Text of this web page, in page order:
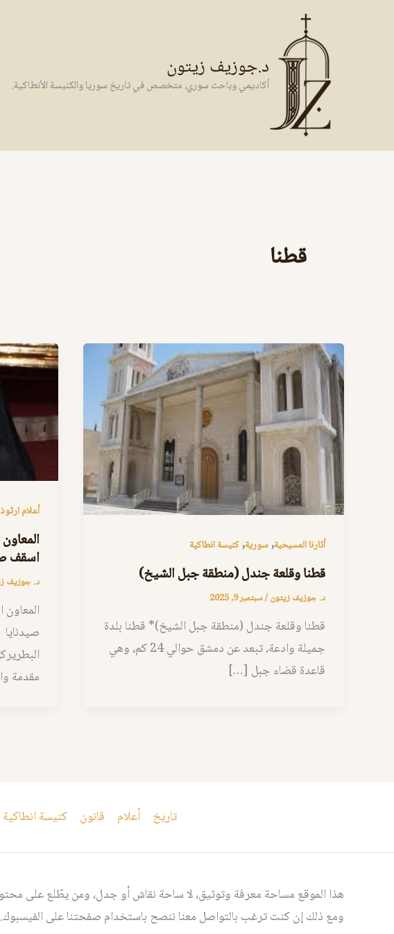
د.جوزيف زيتون
أكاديمي وباحث سوري، متخصص في تاريخ سوريا والكنيسة الأنطاكية.
قطنا
أثارنا المسيحية,سورية,كنيسة انطاكية
قطنا وقلعة جندل (منطقة جبل الشيخ)
د. جوزيف زيتون/سبتمبر 9, 2025
قطنا وقلعة جندل (منطقة جبل الشيخ)* قطنا بلدة
جميلة وادعة، تبعد عن دمشق حوالي 24 كم، وهي
قاعدة قضاء جبل […]
أعلام
اسقف
د. جوزيف
مقدمة
تاريخ أعلام قانون كنيسة انطاكية
هذا الموقع مساحة معرفة وتوثيق، لا ساحة نقاش أو جدل، ومن يطّلع على
ومع ذلك إن كنت ترغب بالتواصل معنا ننصح باستخدام صفحتنا على الفيسبوك.